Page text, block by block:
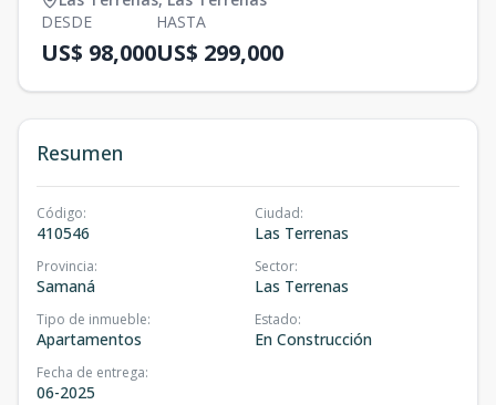
DESDE
US$ 98,000
HASTA
US$ 299,000
Resumen
Código:
410546
Ciudad:
Las Terrenas
Provincia:
Samaná
Sector:
Las Terrenas
Tipo de inmueble:
Apartamentos
Estado:
En Construcción
Fecha de entrega:
06-2025